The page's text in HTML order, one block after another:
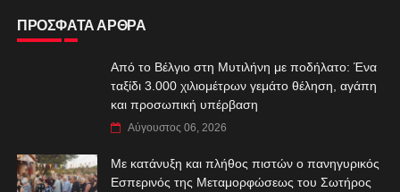
ΠΡΟΣΦΑΤΑ ΑΡΘΡΑ
Από το Βέλγιο στη Μυτιλήνη με ποδήλατο: Ένα
ταξίδι 3.000 χιλιομέτρων γεμάτο θέληση, αγάπη
και προσωπική υπέρβαση
Αύγουστος 06, 2026
Με κατάνυξη και πλήθος πιστών ο πανηγυρικός
Εσπερινός της Μεταμορφώσεως του Σωτήρος